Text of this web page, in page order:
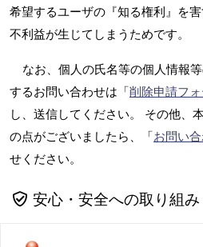
希望するユーザの『知る権利』を
不利益が生じてしまうためです。
なお、個人の氏名等の個人情報
するお問い合わせは「削除申請フ
し、送信してください。 その他、
の点がございましたら、「お問い
せください。
安心・安全への取り組み